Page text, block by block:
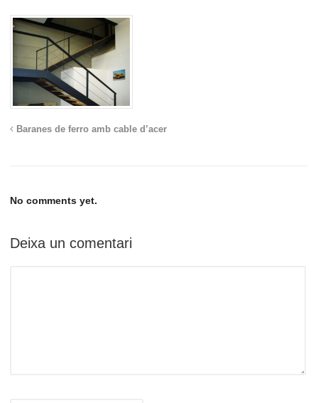
Baranes de ferro amb cable d’acer
No comments yet.
Deixa un comentari